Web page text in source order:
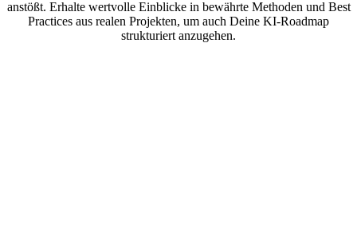
anstößt. Erhalte wertvolle Einblicke in bewährte Methoden und Best
Practices aus realen Projekten, um auch Deine KI-Roadmap
strukturiert anzugehen.